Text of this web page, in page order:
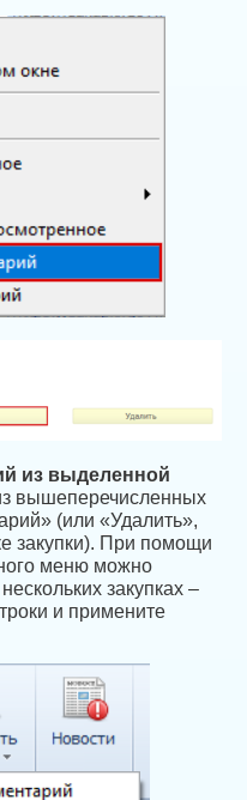
из выделенной
вышеперечисленных
(или «Удалить»,
закупки). При помощи
меню можно
закупках –
и примените